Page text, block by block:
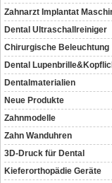
Zahnarzt Implantat
Dental Ultraschallreiniger
Chirurgische Beleuchtung
Dental
Dentalmaterialien
Neue Produkte
Zahnmodelle
Zahn Wanduhren
3D-Druck für Dental
Kieferorthopädie Geräte